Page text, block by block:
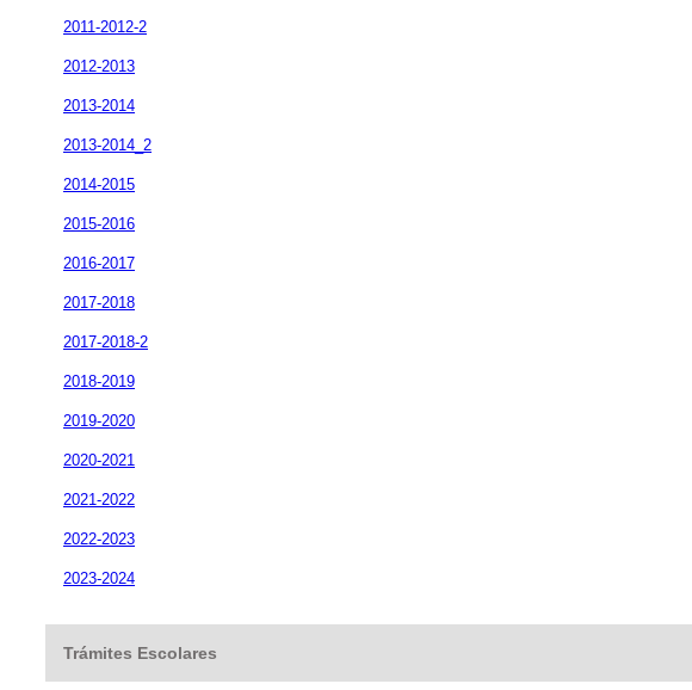
2011-2012-2
2012-2013
2013-2014
2013-2014_2
2014-2015
2015-2016
2016-2017
2017-2018
2017-2018-2
2018-2019
2019-2020
2020-2021
2021-2022
2022-2023
2023-2024
Trámites Escolares